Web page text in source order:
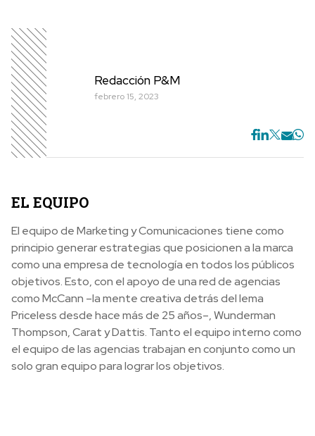
Redacción P&M
febrero 15, 2023
EL EQUIPO
El equipo de Marketing y Comunicaciones tiene como
principio generar estrategias que posicionen a la marca
como una empresa de tecnología en todos los públicos
objetivos. Esto, con el apoyo de una red de agencias
como McCann –la mente creativa detrás del lema
Priceless desde hace más de 25 años–, Wunderman
Thompson, Carat y Dattis. Tanto el equipo interno como
el equipo de las agencias trabajan en conjunto como un
solo gran equipo para lograr los objetivos.